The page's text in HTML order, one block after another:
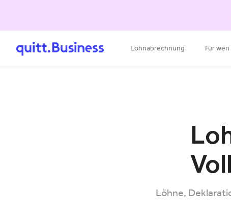
Lohnabrechnung Für wen
Löhne,